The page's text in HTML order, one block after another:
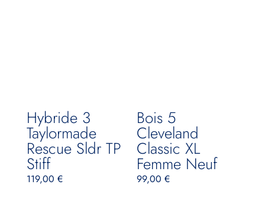
Hybride 3
Taylormade
Rescue Sldr TP
Stiff
119,00 €
Bois 5
Cleveland
Classic XL
Femme Neuf
99,00€